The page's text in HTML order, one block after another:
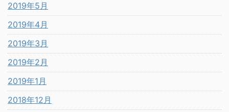
2019年5月
2019年4月
2019年3月
2019年2月
2019年1月
2018年12月